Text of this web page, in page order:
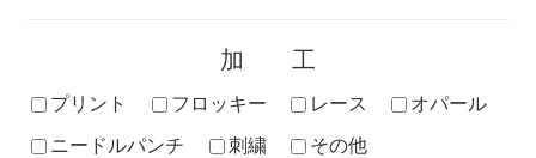
加工
プリント フロッキー レース
オパール
ニードルパンチ
刺繍 その他